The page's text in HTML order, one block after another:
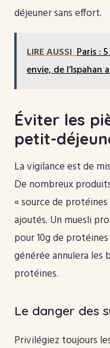
déjeuner sans effort.
LIRE AUSSI Paris :
envie, de
Éviter les
petit-
La vigilance est de
De nombreux
« source de
ajoutés. Un muesli
pour 10g de
générée annulera les
protéines.
Le danger des
Privilégiez toujours